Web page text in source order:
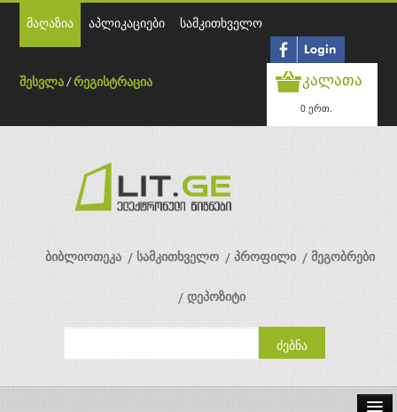
მაღაზია აპლიკაციები სამკითხველო
შესვლა /რეგისტრაცია კალათა
0 ერთ.
ბიბლიოთეკა სამკითხველო პროფილი მეგობრები
დეპოზიტი